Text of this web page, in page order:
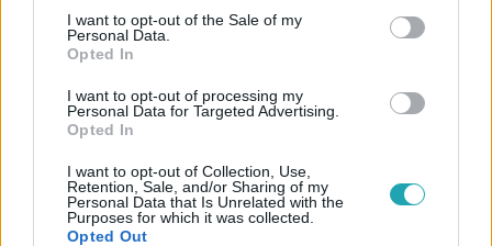
consent section.
I want to opt-out of the Sale of my
Personal Data.
Opted In
I want to opt-out of processing my
Personal Data for Targeted Advertising.
Opted In
I want to opt-out of Collection, Use,
Retention, Sale, and/or Sharing of my
Personal Data that Is Unrelated with the
Purposes for which it was collected.
Opted Out
aggodalmát fejezte ki amiatt, hogy a
Szuverenitásvédelmi Hivatal eljárást indított az Átlátszó
és a Transparency International ellen.